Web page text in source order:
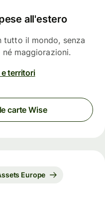
all'estero
tutto il mondo, senza
maggiorazioni.
e territori
carte Wise
Europe